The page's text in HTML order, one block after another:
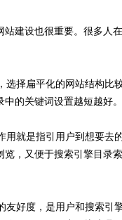
建设也很重要。很多人
择扁平化的网站结构比
的关键词设置越短越好。
就是指引用户到想要去
，又便于搜索引擎目录
好度，是用户和搜索引